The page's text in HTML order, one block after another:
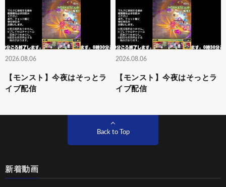
2026.08.06
【モンスト】今夜はそっとラ
イブ配信
2026.08.06
【モンスト】今夜はそっとラ
イブ配信
Back to Top
新着動画